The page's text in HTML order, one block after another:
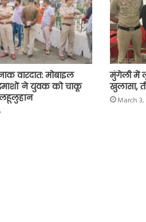
वारदात: मोबाइल
ने युवक को चाकू
मुंगेली में
खुलासा,
March